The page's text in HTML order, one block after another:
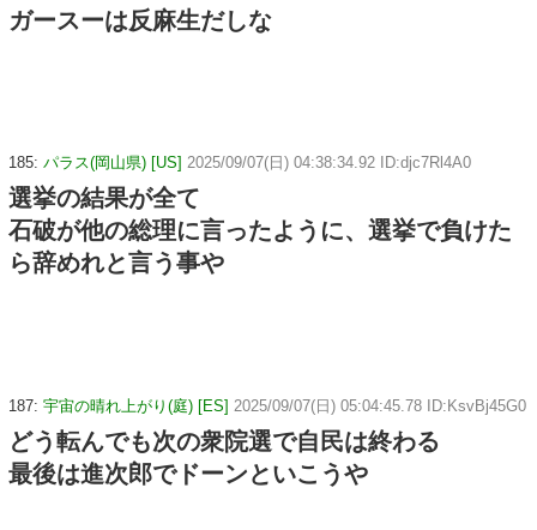
ガースーは反麻生だしな
185: パラス(岡山県) [US] 2025/09/07(日) 04:38:34.92 ID:djc7Rl4A0
選挙の結果が全て
石破が他の総理に言ったように、選挙で負けた
ら辞めれと言う事や
187: 宇宙の晴れ上がり(庭) [ES] 2025/09/07(日) 05:04:45.78 ID:KsvBj45G0
どう転んでも次の衆院選で自民は終わる
最後は進次郎でドーンといこうや